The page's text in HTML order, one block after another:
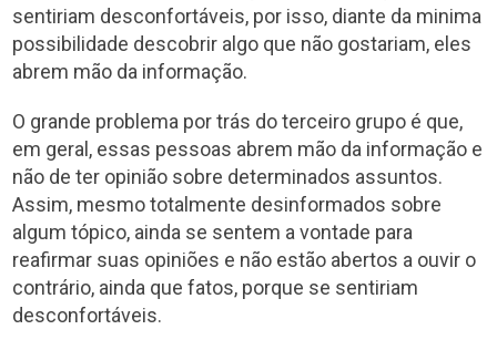
sentiriam desconfortáveis, por isso, diante da minima
possibilidade descobrir algo que não gostariam, eles
abrem mão da informação.
O grande problema por trás do terceiro grupo é que,
em geral, essas pessoas abrem mão da informação e
não de ter opinião sobre determinados assuntos.
Assim, mesmo totalmente desinformados sobre
algum tópico, ainda se sentem a vontade para
reafirmar suas opiniões e não estão abertos a ouvir o
contrário, ainda que fatos, porque se sentiriam
desconfortáveis.